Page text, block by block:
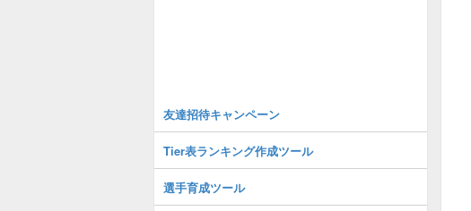
友達招待キャンペーン
Tier表ランキング作成ツール
選手育成ツール